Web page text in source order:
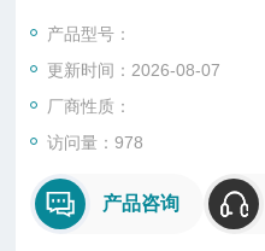
产品型号：
更新时间：2026-08-07
厂商性质：
访问量：978
产品咨询